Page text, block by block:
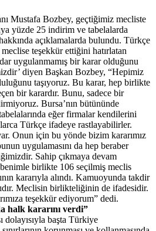
Mustafa Bozbey, geçtiğimiz mecliste
yüzde 25 indirim ve tabelalarda
açıklamalarda bulundu. Türkçe
teşekkür ettiğini hatırlatan
uygulanmamış bir karar olduğunu
diyen Başkan Bozbey, “Hepimiz
taşıyoruz. Bu karar, hep birlikte
bir karardır. Bunu, sadece bir
Bursa’nın bütününde
eğer firmalar kendilerini
Türkçe ifadeye rastlayabilirler.
Onun için bu yönde bizim kararımız
uygulamasını da hep beraber
Sahip çıkmaya devam
birlikte 106 seçilmiş meclis
kararıyla alındı. Kamuoyunda takdir
Meclisin birlikteliğinin de ifadesidir.
teşekkür ediyorum” dedi.
halk kararını verdi”
dolayısıyla başta Türkiye